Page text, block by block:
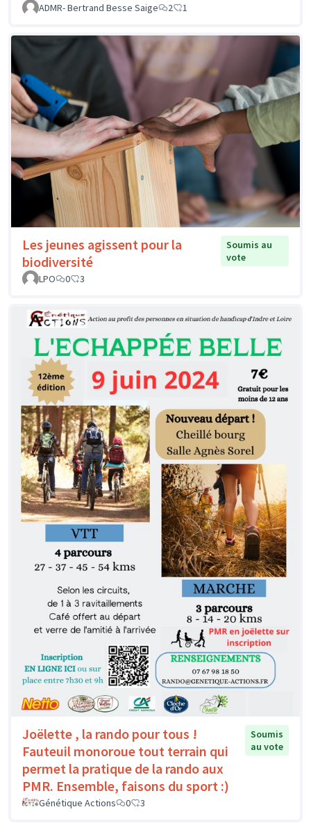
ADMR- Bertrand Besse Saige 2 1
Les jeunes agissent pour la
biodiversité
Soumis au
vote
LPO
0 3
Joëlette , la rando pour tous !
Fauteuil monoroue tout terrain qui
permet la pratique de la rando aux
PMR. Ensemble, faisons du sport :)
Soumis
au vote
Génétique Actions 0 3